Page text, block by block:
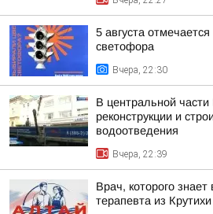
5 августа
светофора
Вчера, 22:30
В центральной
реконструкции и
водоотведения
Вчера, 22:39
Врач, которого знает
терапевта из Крутихи